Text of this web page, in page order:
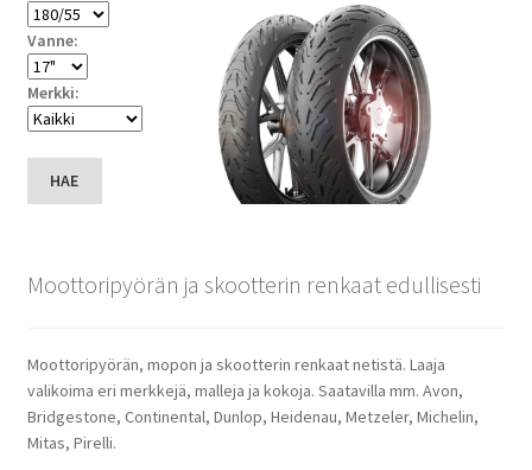
Vanne:
Merkki:
HAE
Moottoripyörän ja skootterin renkaat edullisesti
Moottoripyörän, mopon ja skootterin renkaat netistä. Laaja
valikoima eri merkkejä, malleja ja kokoja. Saatavilla mm. Avon,
Bridgestone, Continental, Dunlop, Heidenau, Metzeler, Michelin,
Mitas, Pirelli.